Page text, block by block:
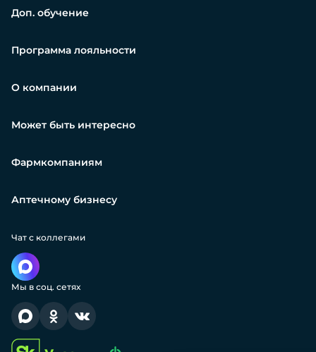
Доп. обучение
Программа лояльности
О компании
Может быть интересно
Фармкомпаниям
Аптечному бизнесу
Чат с коллегами
Мы в соц. сетях